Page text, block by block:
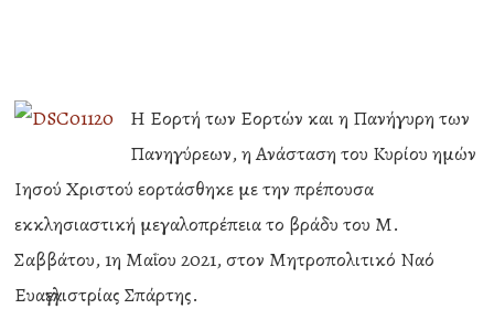
H Εορτή των Εορτών και η Πανήγυρη των
Πανηγύρεων, η Ανάσταση του Κυρίου ημών
Ιησού Χριστού εορτάσθηκε με την πρέπουσα
εκκλησιαστική μεγαλοπρέπεια το βράδυ του Μ.
Σαββάτου, 1η Μαΐου 2021, στον Μητροπολιτικό Ναό
Ευαγγελιστρίας Σπάρτης.